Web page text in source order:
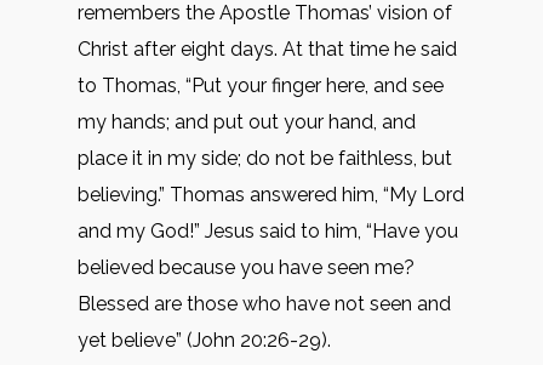
remembers the Apostle Thomas’ vision of
Christ after eight days. At that time he said
to Thomas, “Put your finger here, and see
my hands; and put out your hand, and
place it in my side; do not be faithless, but
believing.” Thomas answered him, “My Lord
and my God!” Jesus said to him, “Have you
believed because you have seen me?
Blessed are those who have not seen and
yet believe” (John 20:26-29).